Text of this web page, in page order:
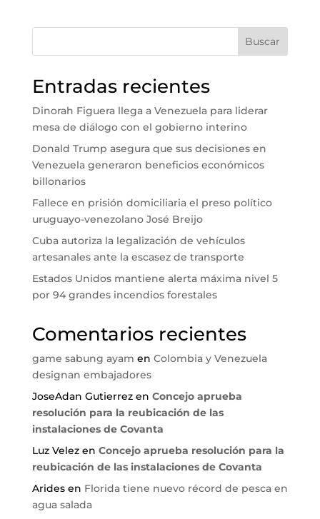
Buscar
Entradas recientes
Dinorah Figuera llega a Venezuela para liderar
mesa de diálogo con el gobierno interino
Donald Trump asegura que sus decisiones en
Venezuela generaron beneficios económicos
billonarios
Fallece en prisión domiciliaria el preso político
uruguayo-venezolano José Breijo
Cuba autoriza la legalización de vehículos
artesanales ante la escasez de transporte
Estados Unidos mantiene alerta máxima nivel 5
por 94 grandes incendios forestales
Comentarios recientes
game sabung ayam en Colombia y Venezuela
designan embajadores
JoseAdan Gutierrezen Concejo aprueba
resolución para la reubicación de las
instalaciones de Covanta
Luz Velezen Concejo aprueba resolución para la
reubicación de las instalaciones de Covanta
Aridesen Florida tiene nuevo récord de pesca en
agua salada